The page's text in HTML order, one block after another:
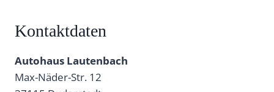
Kontaktdaten
Autohaus Lautenbach
Max-Näder-Str. 12